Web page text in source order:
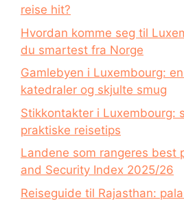
reise hit?
Hvordan komme seg til
du smartest fra Norge
Gamlebyen i Luxembourg:
katedraler og skjulte smug
Stikkontakter i Luxembourg:
praktiske reisetips
Landene som rangeres best
and Security Index 2025/26
Reiseguide til Rajasthan: